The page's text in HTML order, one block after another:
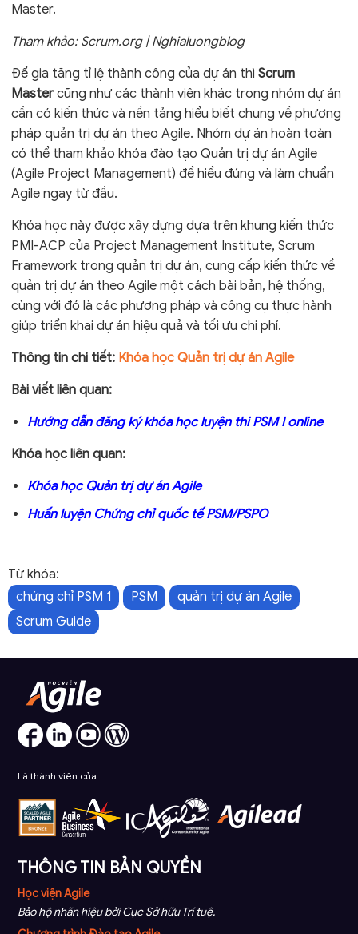
Master.
Tham khảo: Scrum.org | Nghialuongblog
Để gia tăng tỉ lệ thành công của dự án thì Scrum
Mastercũng như các thành viên khác trong nhóm dự án
cần có kiến thức và nền tảng hiểu biết chung về phương
pháp quản trị dự án theo Agile. Nhóm dự án hoàn toàn
có thể tham khảokhóa đào tạo Quản trị dự án Agile
(Agile Project Management) để hiểu đúng và làm chuẩn
Agile ngay từ đầu.
Khóa học này được xây dựng dựa trên khung kiến thức
PMI-ACP của Project Management Institute, Scrum
Framework trong quản trị dự án, cung cấp kiến thức về
quản trị dự án theo Agile một cách bài bản, hệ thống,
cùng với đó là các phương pháp và công cụ thực hành
giúp triển khai dự án hiệu quả và tối ưu chi phí.
Thông tin chi tiết: Khóa học Quản trị dự án Agile
Bài viết liên quan:
Hướng dẫn đăng ký khóa học luyện thi PSM I online
Khóa học liên quan:
Khóa học Quản trị dự án Agile
Huấn luyện Chứng chỉ quốc tế PSM/PSPO
Từ khóa:
chứng chỉ PSM 1
PSM
quản trị dự án Agile
Scrum Guide
Là thành viên của:
THÔNG TIN BẢN QUYỀN
Học viện Agile
Bảo hộ nhãn hiệu bởi Cục Sở hữu Trí tuệ.